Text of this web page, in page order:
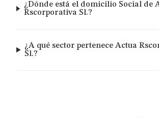
¿Dónde está el domicilio Social de
Rscorporativa Sl.?
¿A qué sector pertenece Actua
Sl.?